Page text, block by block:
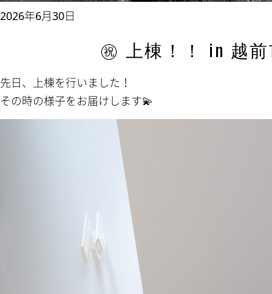
2026年6月30日
㊗ 上棟！！ in 越
先日、上棟を行いました！
その時の様子をお届けします💫